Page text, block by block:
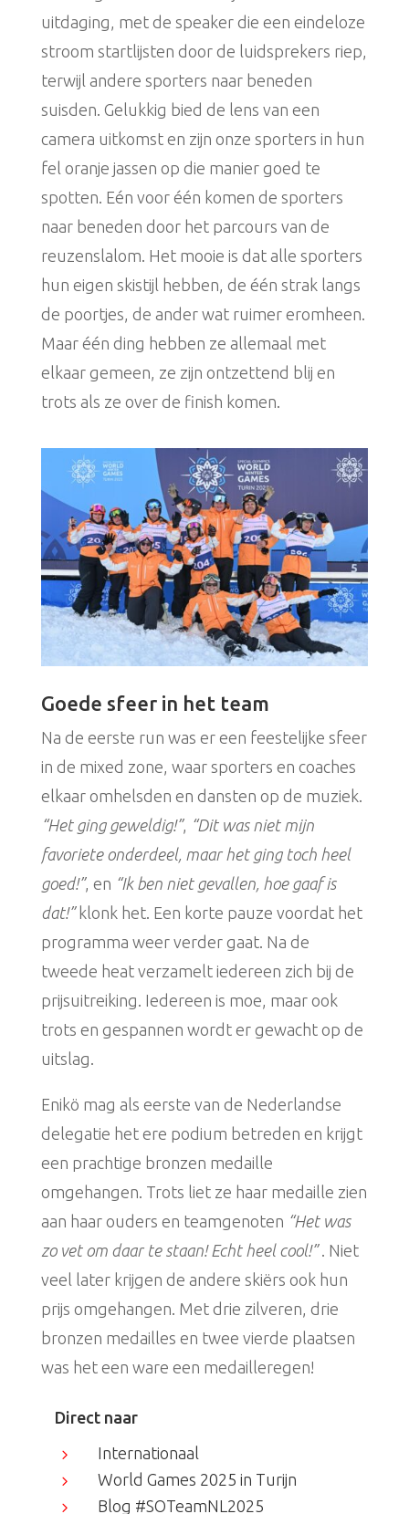
uitdaging, met de speaker die een eindeloze
stroom startlijsten door de luidsprekers riep,
terwijl andere sporters naar beneden
suisden. Gelukkig bied de lens van een
camera uitkomst en zijn onze sporters in hun
fel oranje jassen op die manier goed te
spotten. Eén voor één komen de sporters
naar beneden door het parcours van de
reuzenslalom. Het mooie is dat alle sporters
hun eigen skistijl hebben, de één strak langs
de poortjes, de ander wat ruimer eromheen.
Maar één ding hebben ze allemaal met
elkaar gemeen, ze zijn ontzettend blij en
trots als ze over de finish komen.
Goede sfeer in het team
Na de eerste run was er een feestelijke sfeer
in de mixed zone, waar sporters en coaches
elkaar omhelsden en dansten op de muziek.
“Het ging geweldig!”, “Dit was niet mijn
favoriete onderdeel, maar het ging toch heel
goed!”, en “Ik ben niet gevallen, hoe gaaf is
dat!”klonk het. Een korte pauze voordat het
programma weer verder gaat. Na de
tweede heat verzamelt iedereen zich bij de
prijsuitreiking. Iedereen is moe, maar ook
trots en gespannen wordt er gewacht op de
uitslag.
Enikö mag als eerste van de Nederlandse
delegatie het ere podium betreden en krijgt
een prachtige bronzen medaille
omgehangen. Trots liet ze haar medaille zien
aan haar ouders en teamgenoten “Het was
zo vet om daar te staan! Echt heel cool!”. Niet
veel later krijgen de andere skiërs ook hun
prijs omgehangen. Met drie zilveren, drie
bronzen medailles en twee vierde plaatsen
was het een ware een medailleregen!
Direct naar
5
Internationaal
5
World Games 2025 in Turijn
5
Blog #SOTeamNL2025